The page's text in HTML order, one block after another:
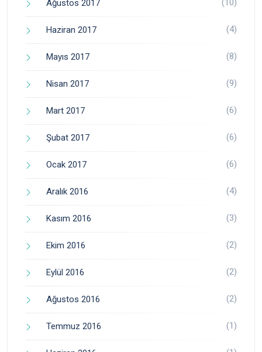
Ağustos 2017 (10)
Haziran 2017 (4)
Mayıs 2017 (8)
Nisan 2017 (9)
Mart 2017 (6)
Şubat 2017 (6)
Ocak 2017 (6)
Aralık 2016 (4)
Kasım 2016 (3)
Ekim 2016 (2)
Eylül 2016 (2)
Ağustos 2016 (2)
Temmuz 2016 (1)